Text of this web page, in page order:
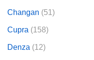
Changan (51)
Cupra (158)
Denza (12)